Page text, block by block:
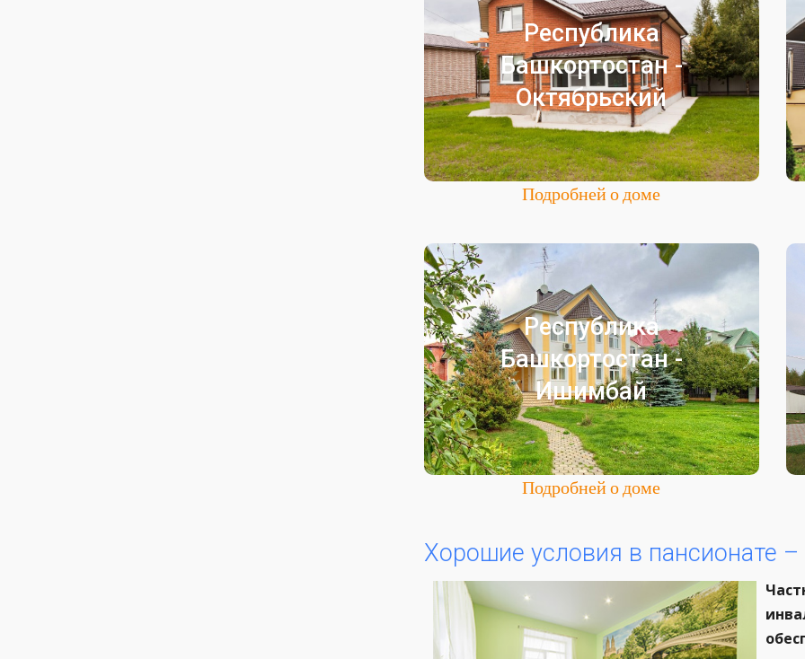
Республика
Башкортостан -
Октябрьский
Октябрьский
Частный пансионат для престарелых
Республика Башкортостан
Город Октябрьский
Подробней о доме
Республика
Башкортостан -
Ишимбай
Ишимбай
Частный пансионат для престарелых
Республика Башкортостан
Город Ишимбай
Подробней о доме
Хорошие условия в пансионате –